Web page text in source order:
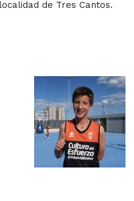
de Tres Cantos.